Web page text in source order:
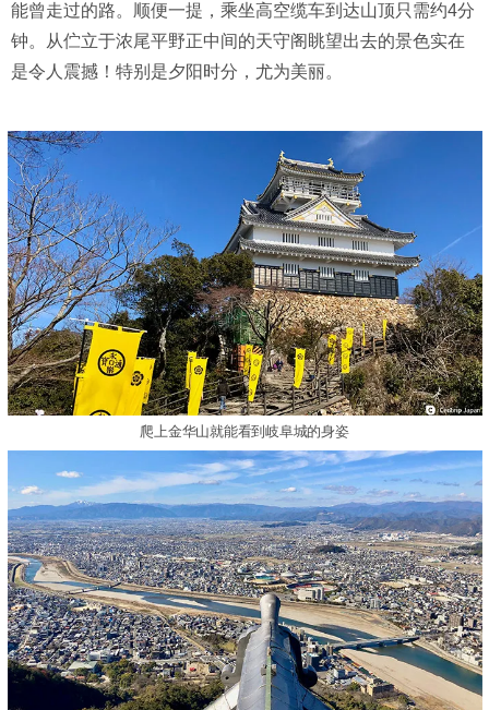
能曾走过的路。顺便一提，乘坐高空缆车到达山顶只需约4分
钟。从伫立于浓尾平野正中间的天守阁眺望出去的景色实在
是令人震撼！特别是夕阳时分，尤为美丽。
爬上金华山就能看到岐阜城的身姿